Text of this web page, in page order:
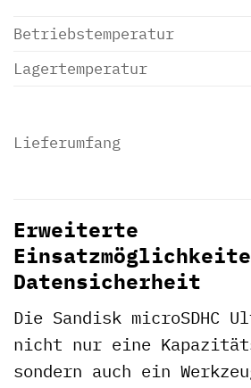
Betriebstemperatur
Lagertemperatur
Lieferumfang
Erweiterte
Datensicherheit
Die Sandisk microSDHC
nicht nur eine
sondern auch ein